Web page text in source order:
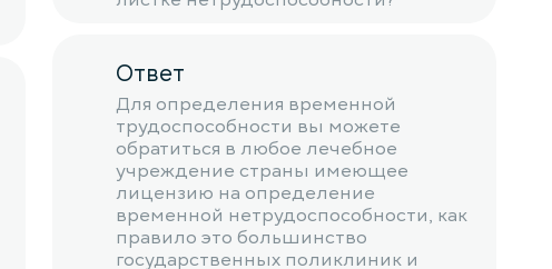
Ответ
Для определения временной
трудоспособности вы можете
обратиться в любое лечебное
учреждение страны имеющее
лицензию на определение
временной нетрудоспособности, как
правило это большинство
государственных поликлиник и